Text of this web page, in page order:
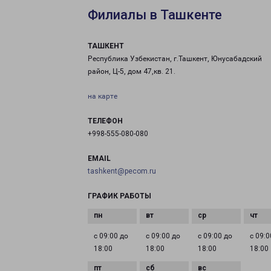
Филиалы в Ташкенте
ТАШКЕНТ
Республика Узбекистан, г.Ташкент, Юнусабадский
район, Ц-5, дом 47,кв. 21.
на карте
ТЕЛЕФОН
+998-555-080-080
EMAIL
tashkent@pecom.ru
ГРАФИК РАБОТЫ
с 09:00 до
18:00
с 09:00 до
18:00
с 09:00 до
18:00
с
18:00